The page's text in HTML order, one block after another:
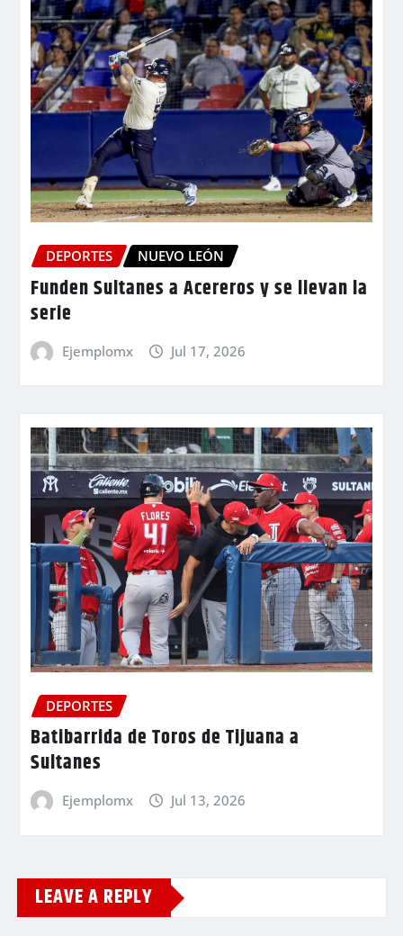
DEPORTES NUEVO LEÓN
Funden Sultanes a Acereros y se llevan la
serie
Ejemplomx Jul 17, 2026
DEPORTES
Batibarrida de Toros de Tijuana a
Sultanes
Ejemplomx Jul 13, 2026
LEAVE A REPLY